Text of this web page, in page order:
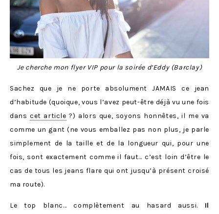
Je cherche mon flyer VIP pour la soirée d’Eddy (Barclay)
Sachez que je ne porte absolument JAMAIS ce jean
d’habitude (quoique, vous l’avez peut-être déjà vu une fois
danscet article ?) alors que, soyons honnêtes, il me va
comme un gant (ne vous emballez pas non plus, je parle
simplement de la taille et de la longueur qui, pour une
fois, sont exactement comme il faut… c’est loin d’être le
cas de tous les jeans flare qui ont jusqu’à présent croisé
ma route).
Le top blanc… complètement au hasard aussi. Il